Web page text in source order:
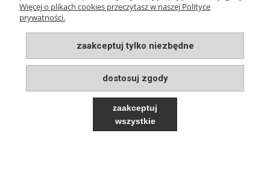
pokaż pełną wersję strony
Więcej o plikach cookies przeczytasz w naszej Polityce
prywatności.
zaakceptuj tylko niezbędne
dostosuj zgody
zaakceptuj
wszystkie